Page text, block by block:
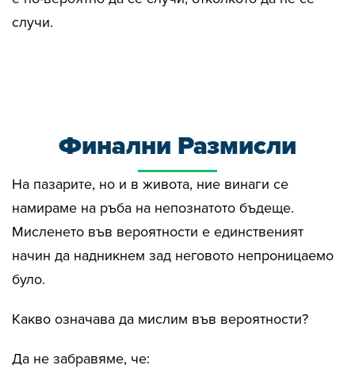
случи.
Финални Размисли
На пазарите, но и в живота, ние винаги се
намираме на ръба на непознатото бъдеще.
Мисленето във вероятности е единственият
начин да надникнем зад неговото непроницаемо
було.
Какво означава да мислим във вероятности?
Да не забравяме, че: